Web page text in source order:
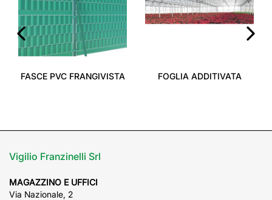
FASCE PVC FRANGIVISTA FOGLIA ADDITIVATA
‹
Vigilio Franzinelli Srl
MAGAZZINO E UFFICI
Via Nazionale, 2